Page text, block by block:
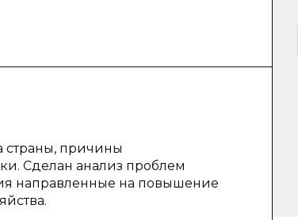
страны, причины
Сделан анализ проблем
направленные на повышение